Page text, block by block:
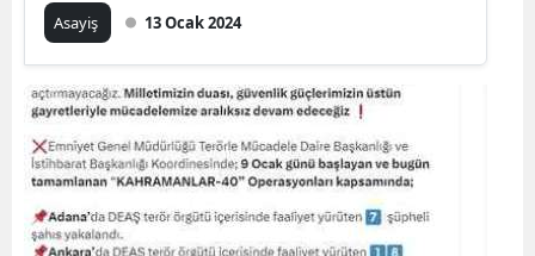
Asayiş 13 Ocak 2024